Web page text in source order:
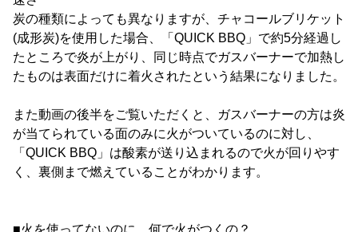
炭の種類によっても異なりますが、チャコールブリケット
(成形炭)を使用した場合、「QUICK BBQ」で約5分経過し
たところで炎が上がり、同じ時点でガスバーナーで加熱し
たものは表面だけに着火されたという結果になりました。
また動画の後半をご覧いただくと、ガスバーナーの方は炎
が当てられている面のみに火がついているのに対し、
「QUICK BBQ」は酸素が送り込まれるので火が回りやす
く、裏側まで燃えていることがわかります。